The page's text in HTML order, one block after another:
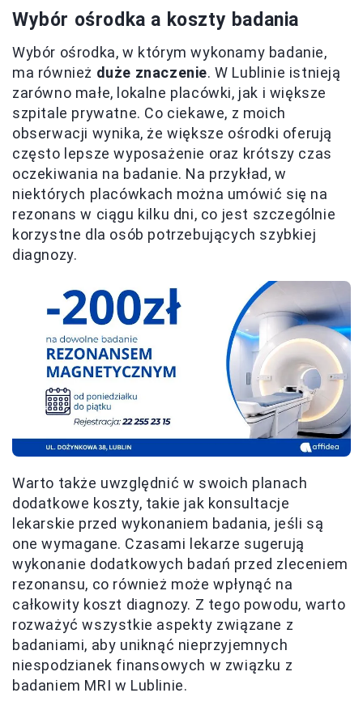
Wybór ośrodka a koszty badania
Wybór ośrodka, w którym wykonamy badanie,
ma również duże znaczenie. W Lublinie istnieją
zarówno małe, lokalne placówki, jak i większe
szpitale prywatne. Co ciekawe, z moich
obserwacji wynika, że większe ośrodki oferują
często lepsze wyposażenie oraz krótszy czas
oczekiwania na badanie. Na przykład, w
niektórych placówkach można umówić się na
rezonans w ciągu kilku dni, co jest szczególnie
korzystne dla osób potrzebujących szybkiej
diagnozy.
Warto także uwzględnić w swoich planach
dodatkowe koszty, takie jak konsultacje
lekarskie przed wykonaniem badania, jeśli są
one wymagane. Czasami lekarze sugerują
wykonanie dodatkowych badań przed zleceniem
rezonansu, co również może wpłynąć na
całkowity koszt diagnozy. Z tego powodu, warto
rozważyć wszystkie aspekty związane z
badaniami, aby uniknąć nieprzyjemnych
niespodzianek finansowych w związku z
badaniem MRI w Lublinie.